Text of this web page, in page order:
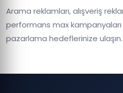
Arama reklamları, alışveriş
performans max
pazarlama hedeflerinize ulaşın.